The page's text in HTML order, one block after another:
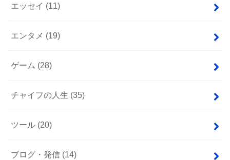
エッセイ (11)
エンタメ (19)
ゲーム (28)
チャイフの人生 (35)
ツール (20)
ブログ・発信 (14)